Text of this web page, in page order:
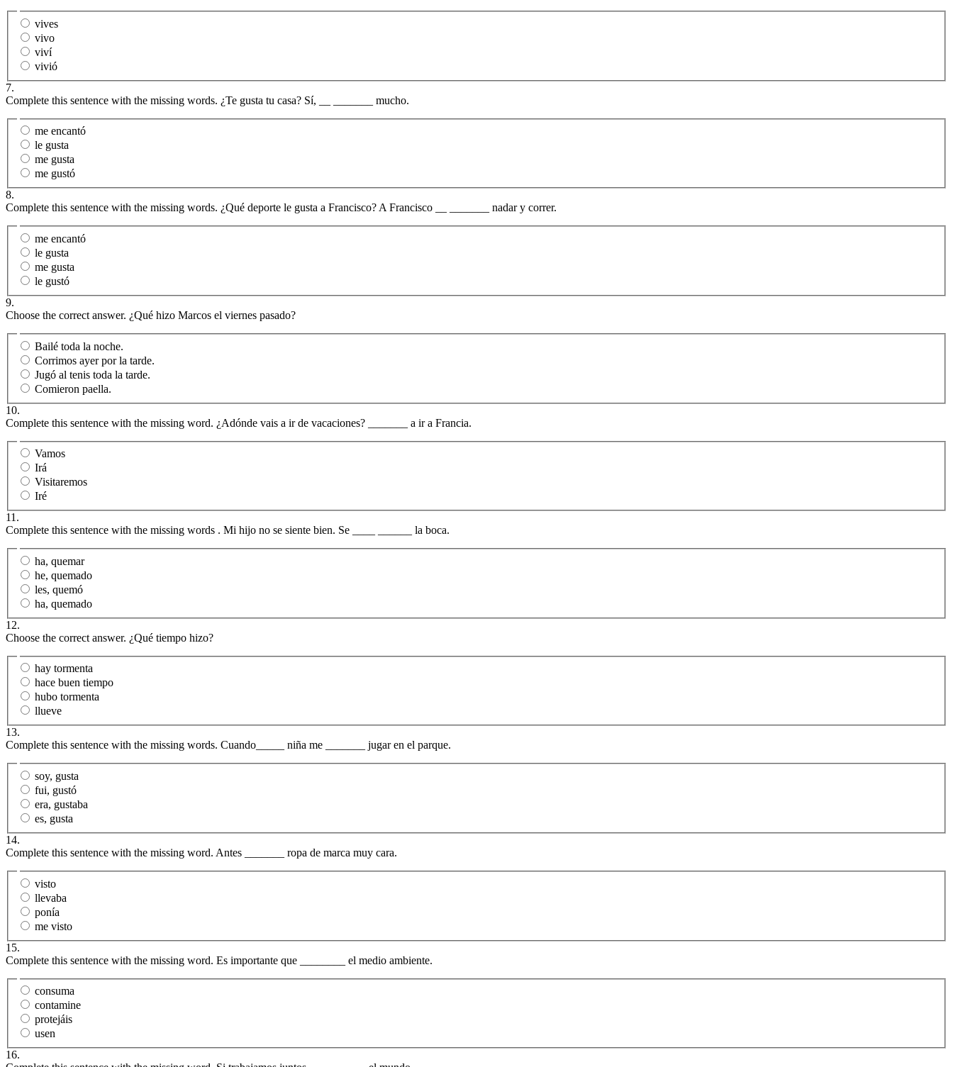
vives
vivo
viví
vivió
7.
Complete this sentence with the missing words. ¿Te gusta tu casa? Sí, __ _______ mucho.
me encantó
le gusta
me gusta
me gustó
8.
Complete this sentence with the missing words. ¿Qué deporte le gusta a Francisco? A Francisco __ _______ nadar y correr.
me encantó
le gusta
me gusta
le gustó
9.
Choose the correct answer. ¿Qué hizo Marcos el viernes pasado?
Bailé toda la noche.
Corrimos ayer por la tarde.
Jugó al tenis toda la tarde.
Comieron paella.
10.
Complete this sentence with the missing word. ¿Adónde vais a ir de vacaciones? _______ a ir a Francia.
Vamos
Irá
Visitaremos
Iré
11.
Complete this sentence with the missing words . Mi hijo no se siente bien. Se ____ ______ la boca.
ha, quemar
he, quemado
les, quemó
ha, quemado
12.
Choose the correct answer. ¿Qué tiempo hizo?
hay tormenta
hace buen tiempo
hubo tormenta
llueve
13.
Complete this sentence with the missing words. Cuando_____ niña me _______ jugar en el parque.
soy, gusta
fui, gustó
era, gustaba
es, gusta
14.
Complete this sentence with the missing word. Antes _______ ropa de marca muy cara.
visto
llevaba
ponía
me visto
15.
Complete this sentence with the missing word. Es importante que ________ el medio ambiente.
consuma
contamine
protejáis
usen
16.